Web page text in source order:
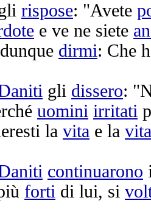
rispose: "Avete
e ve ne siete
dirmi: Che
gli dissero:
uomini irritati
la vita e la vita
continuarono
forti di lui, si